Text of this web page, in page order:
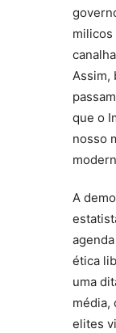
milicos
Assim,
que o
nosso
A
ética
uma
média,
elites